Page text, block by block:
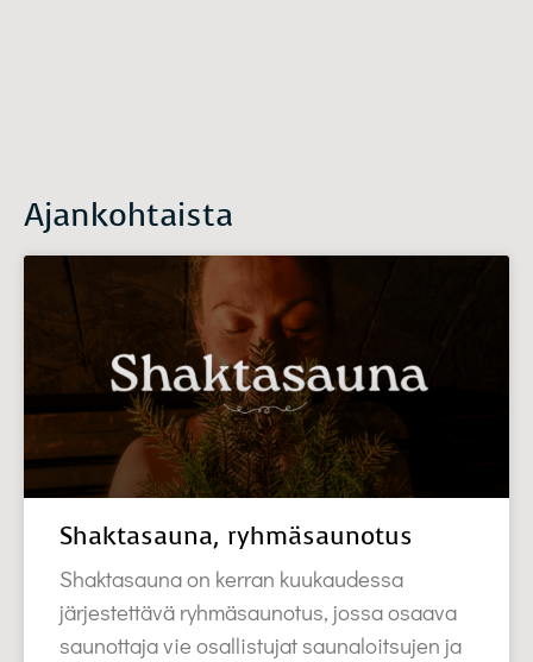
Ajankohtaista
Shaktasauna, ryhmäsaunotus
Shaktasauna on kerran kuukaudessa
järjestettävä ryhmäsaunotus, jossa osaava
saunottaja vie osallistujat saunaloitsujen ja